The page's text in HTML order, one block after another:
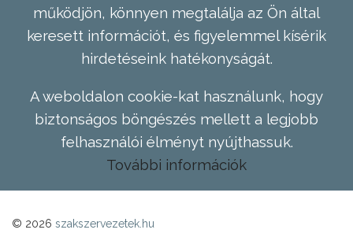
működjön, könnyen megtalálja az Ön által
keresett információt, és figyelemmel kísérik
hirdetéseink hatékonyságát.
A weboldalon cookie-kat használunk, hogy
biztonságos böngészés mellett a legjobb
felhasználói élményt nyújthassuk.
További információk
© 2026 szakszervezetek.hu